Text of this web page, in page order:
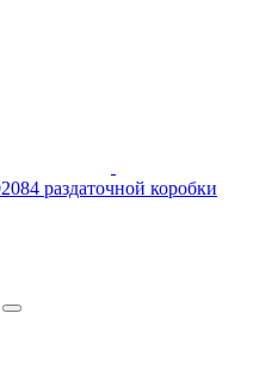
раздаточной коробки